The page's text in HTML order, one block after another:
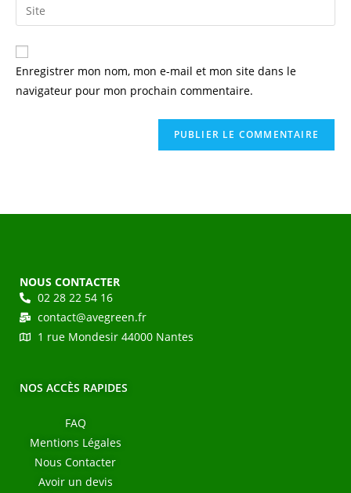
Enregistrer mon nom, mon e-mail et mon site dans le
navigateur pour mon prochain commentaire.
NOUS CONTACTER
02 28 22 54 16
contact@avegreen.fr
1 rue Mondesir 44000 Nantes
NOS ACCÈS RAPIDES
FAQ
Mentions Légales
Nous Contacter
Avoir un devis